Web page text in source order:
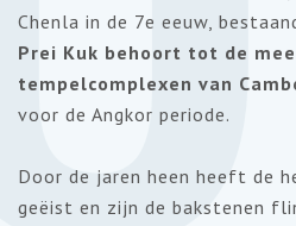
Chenla in de 7e eeuw,
Prei Kuk behoort tot de
tempelcomplexen van
voor de Angkor periode.
Door de jaren heen heeft de
geëist en zijn de bakstenen